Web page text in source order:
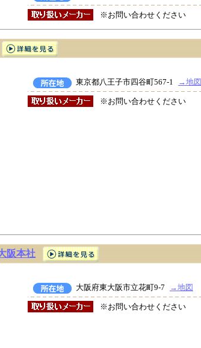
※お問い合わせください
東京都八王子市四谷町567-1
→地図
※お問い合わせください
阪本社
大阪府東大阪市立花町9-7
→地図
※お問い合わせください